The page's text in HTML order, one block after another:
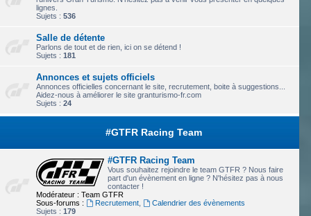
lignes.
Sujets : 536
Salle de détente
Parlons de tout et de rien, ici on se détend !
Sujets : 181
Annonces et sujets officiels
Annonces officielles concernant le site, recrutement, boite à suggestions...
Aidez-nous à améliorer le site granturismo-fr.com
Sujets : 24
#GTFR Racing Team
#GTFR Racing Team
Vous souhaitez rejoindre le team GTFR ? Nous faire
part d'un évènement en ligne ? N'hésitez pas à nous
contacter !
Modérateur : Team GTFR
Sous-forums :
Recrutement,
Calendrier des évènements
Sujets : 179